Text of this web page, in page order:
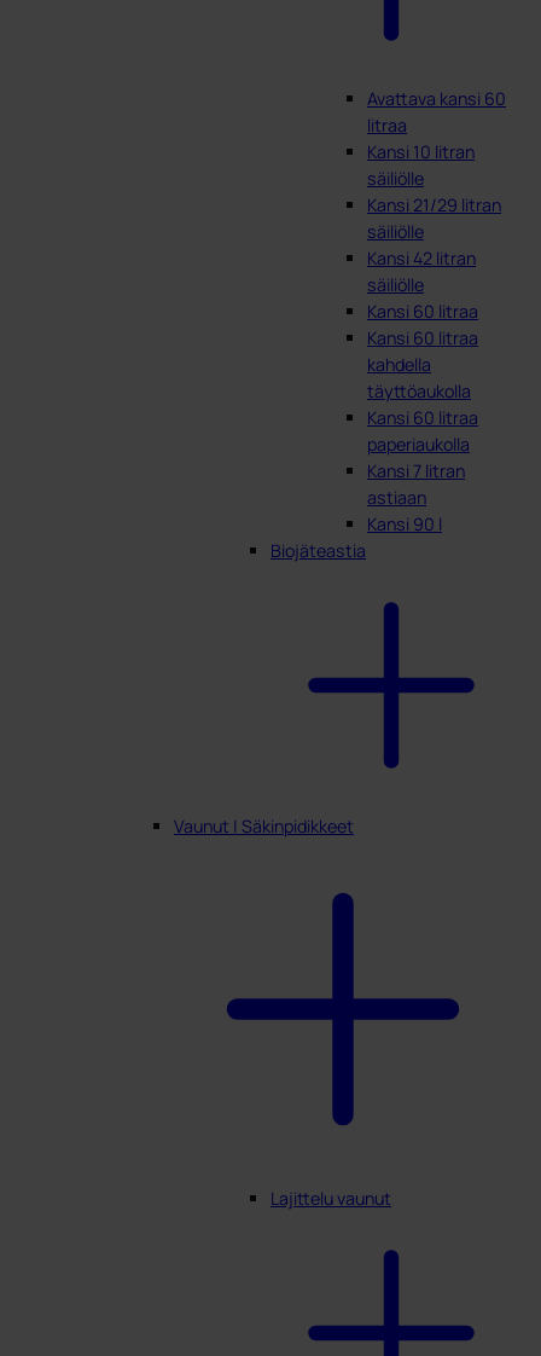
Avattava kansi 60
litraa
Kansi 10 litran
säiliölle
Kansi 21/29 litran
säiliölle
Kansi 42 litran
säiliölle
Kansi 60 litraa
Kansi 60 litraa
kahdella
täyttöaukolla
Kansi 60 litraa
paperiaukolla
Kansi 7 litran
astiaan
Kansi 90 l
Biojäteastia
Vaunut | Säkinpidikkeet
Lajittelu vaunut